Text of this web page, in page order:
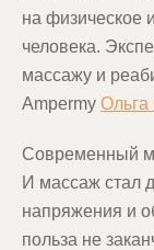
на физическое
человека.
массажу и
Ampermy Ольга
Современный
И массаж стал
напряжения и
польза не